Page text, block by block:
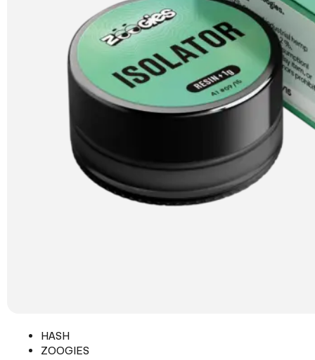
HASH
ZOOGIES